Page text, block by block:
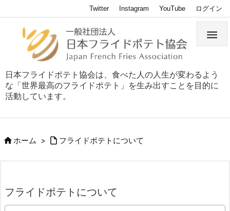
日本フライドポテト協会は、食べた人の人生が変わるよう
な「世界最高のフライドポテト」を生み出すことを目的に
活動しています。

Twitter Instagram YouTube ログイン
ホーム >  フライドポテトについて
フライドポテトについて